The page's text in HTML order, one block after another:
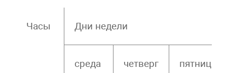
Часы Дни недели
среда четверг пятница